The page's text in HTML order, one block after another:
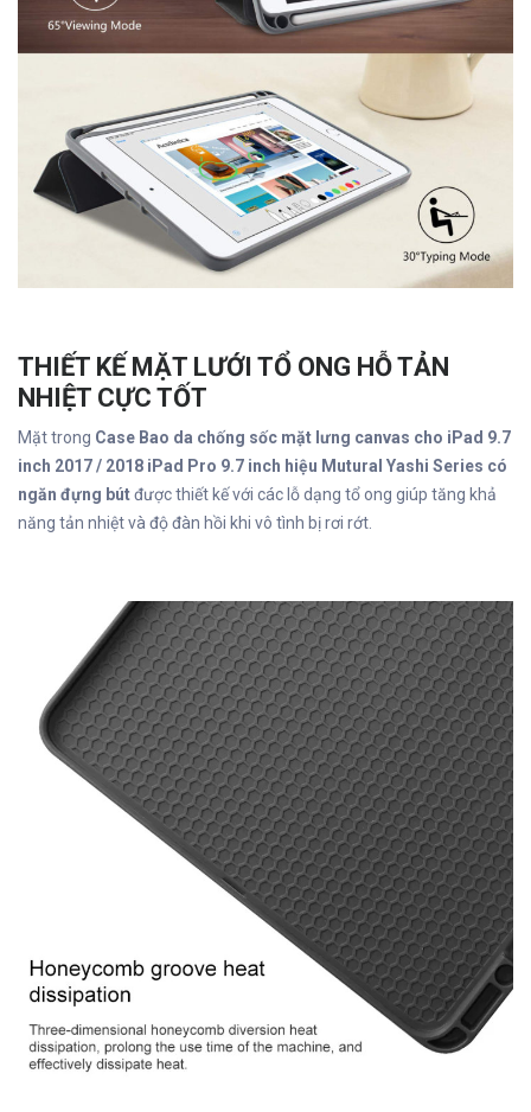
THIẾT KẾ MẶT LƯỚI TỔ ONG HỖ TẢN
NHIỆT CỰC TỐT
Mặt trong Case Bao da chống sốc mặt lưng canvas cho iPad 9.7
inch 2017 / 2018 iPad Pro 9.7 inch hiệu Mutural Yashi Series có
ngăn đựng bútđược thiết kế với các lỗ dạng tổ ong giúp tăng khả
năng tản nhiệt và độ đàn hồi khi vô tình bị rơi rớt.